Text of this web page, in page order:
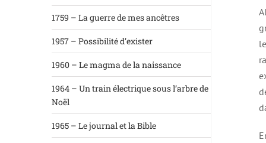
1759 – La guerre de mes ancêtres
1957 – Possibilité d’exister
1960 – Le magma de la naissance
1964 – Un train électrique sous l’arbre de
Noël
1965 – Le journal et la Bible